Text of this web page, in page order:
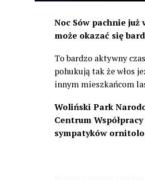
Noc Sów pachnie
może okazać się
To bardzo aktywny
pohukują tak że włos
innym mieszkańcom
Woliński Park
Centrum
sympatyków